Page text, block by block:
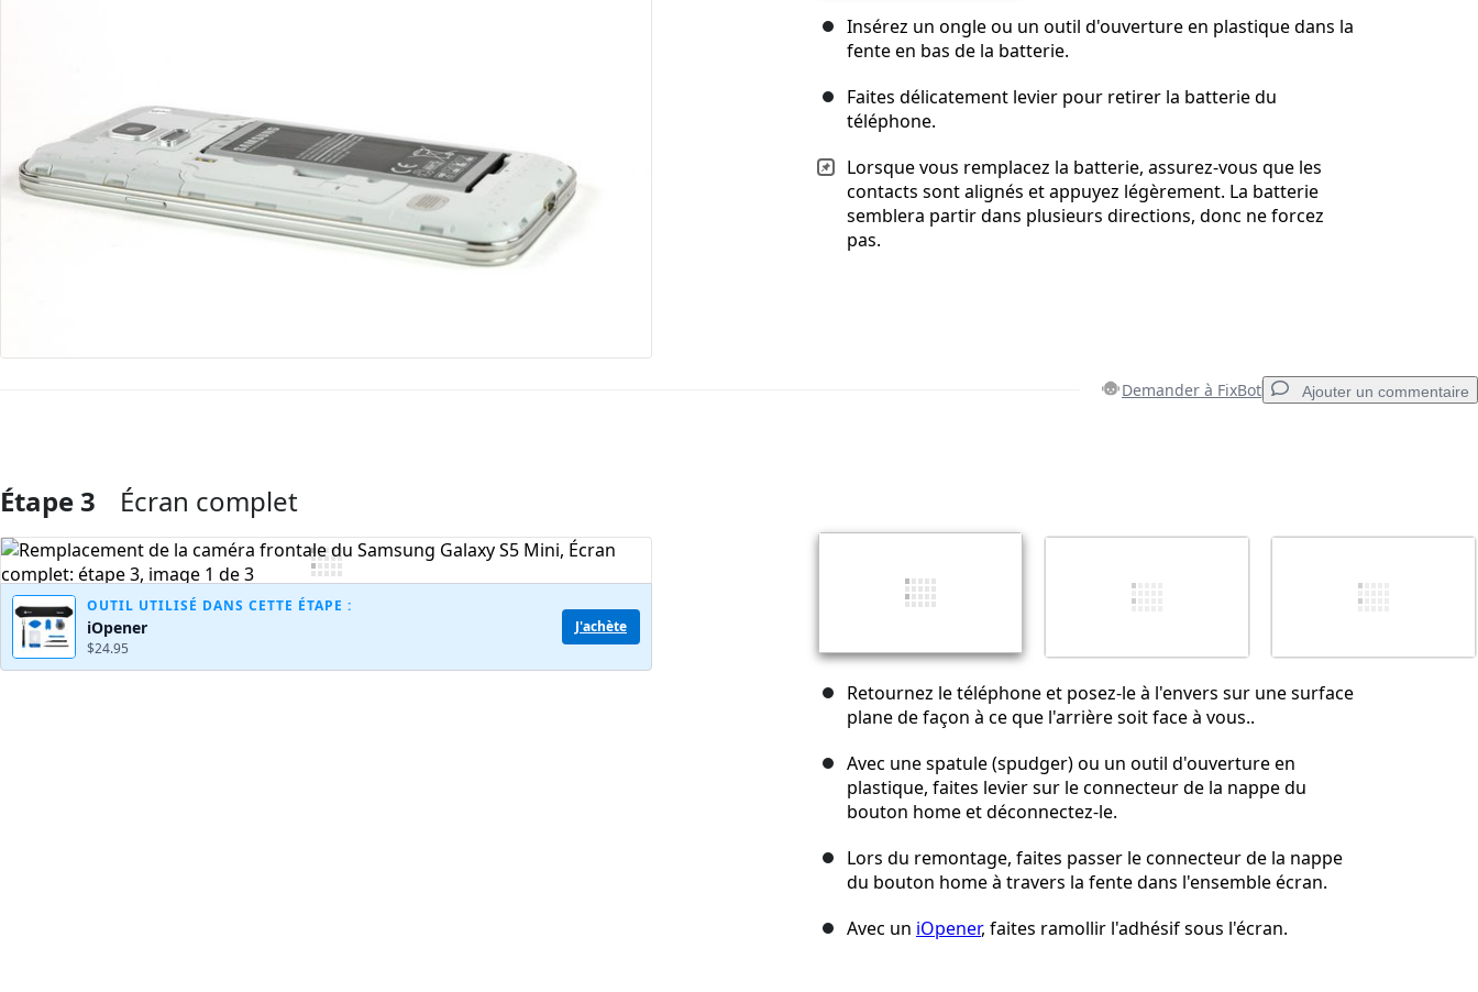
Insérez un ongle ou un outil d'ouverture en plastique dans la
fente en bas de la batterie.
Faites délicatement levier pour retirer la batterie du
téléphone.
Lorsque vous remplacez la batterie, assurez-vous que les
contacts sont alignés et appuyez légèrement. La batterie
semblera partir dans plusieurs directions, donc ne forcez
pas.
Demander à FixBot Ajouter un commentaire
Ajouter un commentaire
Publier un commentaire
Étape 3 Écran complet
OUTIL UTILISÉ DANS CETTE ÉTAPE :
iOpener
$24.95
J'achète
Retournez le téléphone et posez-le à l'envers sur une surface
plane de façon à ce que l'arrière soit face à vous..
Avec une spatule (spudger) ou un outil d'ouverture en
plastique, faites levier sur le connecteur de la nappe du
bouton home et déconnectez-le.
Lors du remontage, faites passer le connecteur de la nappe
du bouton home à travers la fente dans l'ensemble écran.
Avec un iOpener, faites ramollir l'adhésif sous l'écran.